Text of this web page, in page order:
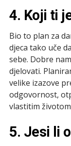
4. Koji ti
Bio to plan za
djeca tako uče
sebe. Dobre
djelovati.
velike izazove
odgovornost,
vlastitim
5. Jesi li